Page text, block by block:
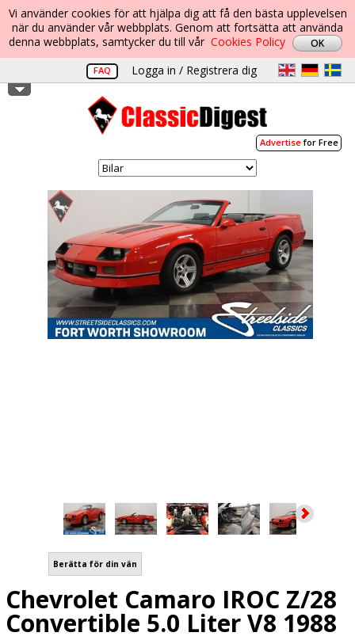
Vi använder cookies för att hjälpa dig att få den bästa upplevelsen
när du använder vår webbplats. Genom att fortsätta att använda
denna webbplats, samtycker du till vår Cookies Policy
FAQ Logga in / Registrera dig
Advertisefor Free
Berätta för din vän
Chevrolet Camaro IROC Z/28
Convertible 5.0 Liter V8 1988